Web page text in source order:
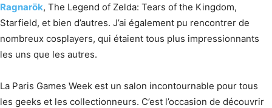
Ragnarök, The Legend of Zelda: Tears of the Kingdom,
Starfield, et bien d’autres. J’ai également pu rencontrer de
nombreux cosplayers, qui étaient tous plus impressionnants
les uns que les autres.
La Paris Games Week est un salon incontournable pour tous
les geeks et les collectionneurs. C’est l’occasion de découvrir